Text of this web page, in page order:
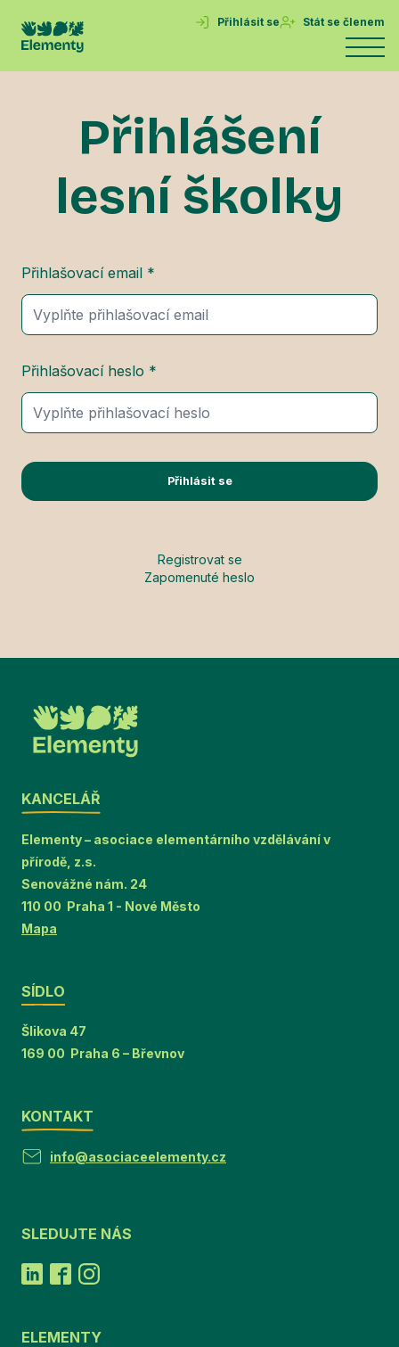
Přihlásit se Stát se členem
Přihlášení
lesní školky
Přihlašovací email *
Přihlašovací heslo *
Přihlásit se
Registrovat se
Zapomenuté heslo
KANCELÁŘ
Elementy – asociace elementárního vzdělávání v
přírodě, z.s.
Senovážné nám. 24
110 00 Praha 1 - Nové Město
Mapa
SÍDLO
Šlikova 47
169 00 Praha 6 – Břevnov
KONTAKT
info@asociaceelementy.cz
SLEDUJTE NÁS
ELEMENTY